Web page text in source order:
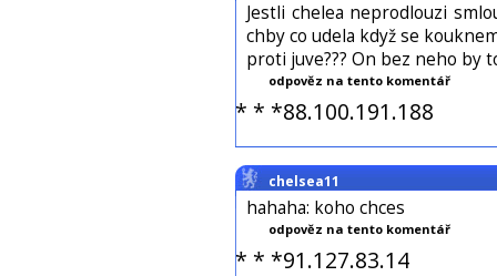
Jestli chelea neprodlouzi
chby co udela když se
proti juve??? On bez neho by
odpověz na tento komentář
* * *88.100.191.188
chelsea11
hahaha: koho chces
odpověz na tento komentář
* * *91.127.83.14